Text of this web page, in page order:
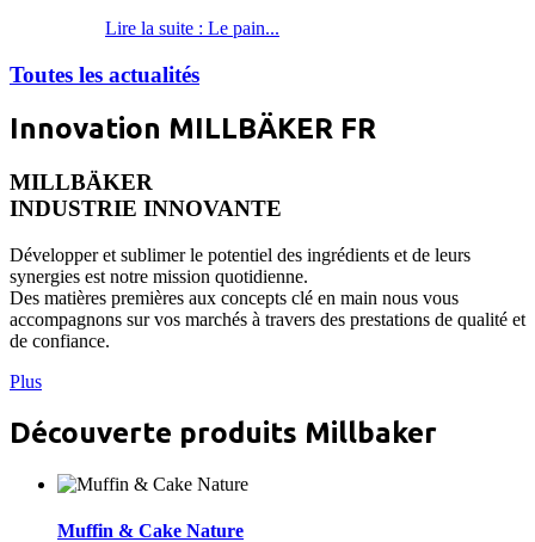
Lire la suite : Le pain...
Toutes les actualités
Innovation MILLBÄKER FR
MILLBÄKER
INDUSTRIE INNOVANTE
Développer et sublimer le potentiel des ingrédients et de leurs
synergies est notre mission quotidienne.
Des matières premières aux concepts clé en main nous vous
accompagnons sur vos marchés à travers des prestations de qualité et
de confiance.
Plus
Découverte produits Millbaker
Muffin & Cake Nature